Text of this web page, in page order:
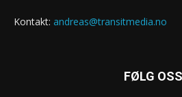
Kontakt: andreas@transitmedia.no
FØLG OSS